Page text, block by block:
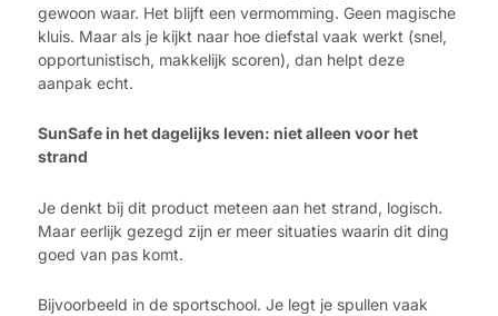
gewoon waar. Het blijft een vermomming. Geen magische
kluis. Maar als je kijkt naar hoe diefstal vaak werkt (snel,
opportunistisch, makkelijk scoren), dan helpt deze
aanpak echt.
SunSafe in het dagelijks leven: niet alleen voor het
strand
Je denkt bij dit product meteen aan het strand, logisch.
Maar eerlijk gezegd zijn er meer situaties waarin dit ding
goed van pas komt.
Bijvoorbeeld in de sportschool. Je legt je spullen vaak